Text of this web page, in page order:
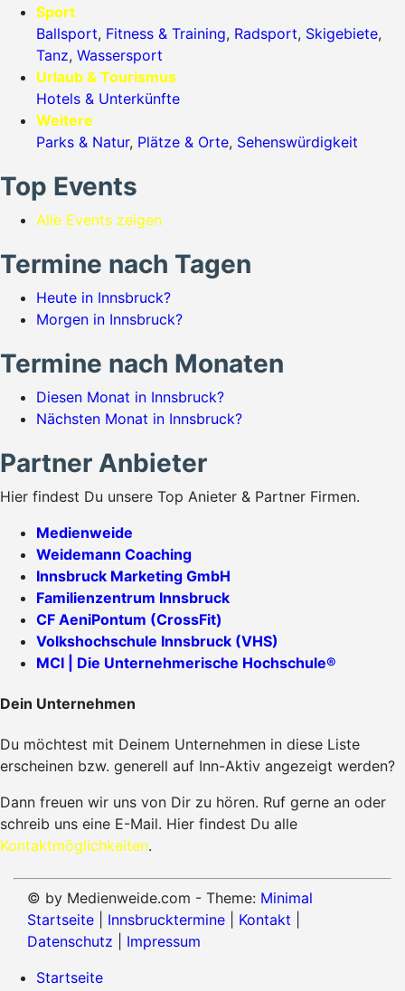
Sport
Ballsport, Fitness & Training, Radsport, Skigebiete,
Tanz, Wassersport
Urlaub & Tourismus
Hotels & Unterkünfte
Weitere
Parks & Natur, Plätze & Orte, Sehenswürdigkeit
Top Events
Alle Events zeigen
Termine nach Tagen
Heute in Innsbruck?
Morgen in Innsbruck?
Termine nach Monaten
Diesen Monat in Innsbruck?
Nächsten Monat in Innsbruck?
Partner Anbieter
Hier findest Du unsere Top Anieter & Partner Firmen.
Medienweide
Weidemann Coaching
Innsbruck Marketing GmbH
Familienzentrum Innsbruck
CF AeniPontum (CrossFit)
Volkshochschule Innsbruck (VHS)
MCI | Die Unternehmerische Hochschule®
Dein Unternehmen
Du möchtest mit Deinem Unternehmen in diese Liste
erscheinen bzw. generell auf Inn-Aktiv angezeigt werden?
Dann freuen wir uns von Dir zu hören. Ruf gerne an oder
schreib uns eine E-Mail. Hier findest Du alle
Kontaktmöglichkeiten.
© by Medienweide.com - Theme: Minimal
Startseite
Innsbrucktermine Kontakt
Datenschutz
Impressum
Startseite